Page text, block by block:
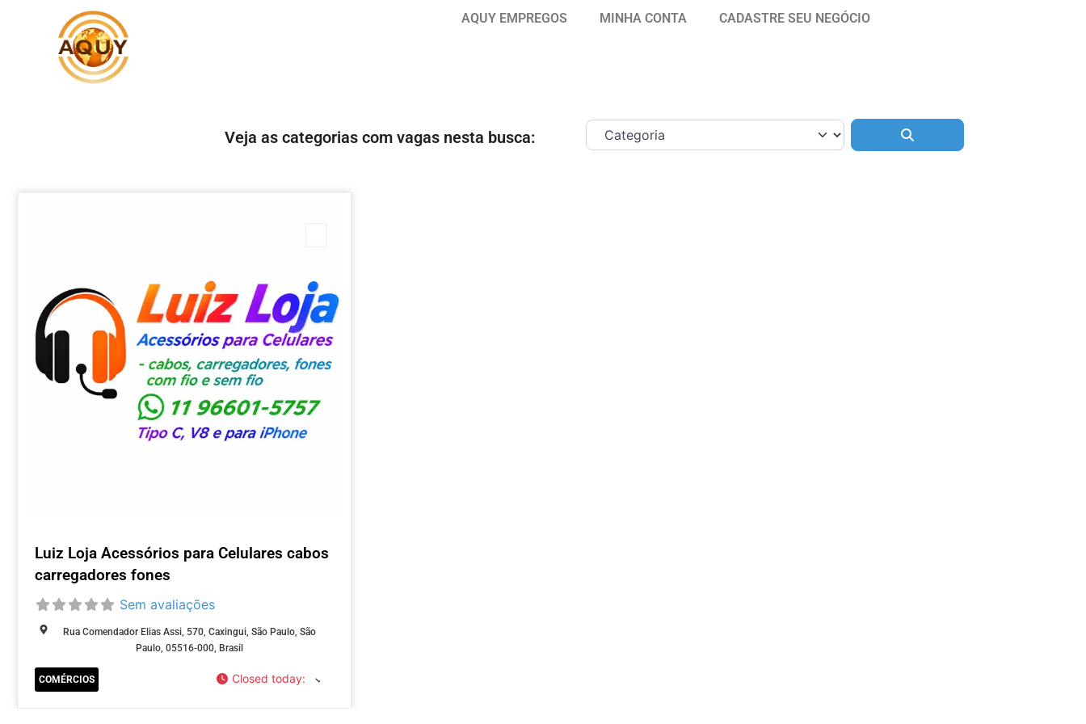
AQUY EMPREGOS MINHA CONTA CADASTRE SEU NEGÓCIO
Veja as categorias com vagas nesta busca:
Luiz Loja Acessórios para Celulares cabos
carregadores fones
Sem avaliações
Rua Comendador Elias Assi, 570, Caxingui, São Paulo, São
Paulo, 05516-000, Brasil
COMÉRCIOS Closed today: